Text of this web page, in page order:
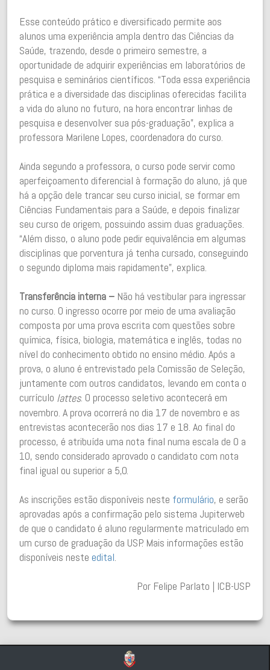
Esse conteúdo prático e diversificado permite aos
alunos uma experiência ampla dentro das Ciências da
Saúde, trazendo, desde o primeiro semestre, a
oportunidade de adquirir experiências em laboratórios de
pesquisa e seminários científicos. “Toda essa experiência
prática e a diversidade das disciplinas oferecidas facilita
a vida do aluno no futuro, na hora encontrar linhas de
pesquisa e desenvolver sua pós-graduação”, explica a
professora Marilene Lopes, coordenadora do curso.
Ainda segundo a professora, o curso pode servir como
aperfeiçoamento diferencial à formação do aluno, já que
há a opção dele trancar seu curso inicial, se formar em
Ciências Fundamentais para a Saúde, e depois finalizar
seu curso de origem, possuindo assim duas graduações.
“Além disso, o aluno pode pedir equivalência em algumas
disciplinas que porventura já tenha cursado, conseguindo
o segundo diploma mais rapidamente”, explica.
Transferência interna – Não há vestibular para ingressar
no curso. O ingresso ocorre por meio de uma avaliação
composta por uma prova escrita com questões sobre
química, física, biologia, matemática e inglês, todas no
nível do conhecimento obtido no ensino médio. Após a
prova, o aluno é entrevistado pela Comissão de Seleção,
juntamente com outros candidatos, levando em conta o
currículo lattes. O processo seletivo acontecerá em
novembro. A prova ocorrerá no dia 17 de novembro e as
entrevistas acontecerão nos dias 17 e 18. Ao final do
processo, é atribuída uma nota final numa escala de 0 a
10, sendo considerado aprovado o candidato com nota
final igual ou superior a 5,0.
As inscrições estão disponíveis neste formulário, e serão
aprovadas após a confirmação pelo sistema Jupiterweb
de que o candidato é aluno regularmente matriculado em
um curso de graduação da USP. Mais informações estão
disponíveis neste edital.
Por Felipe Parlato | ICB-USP